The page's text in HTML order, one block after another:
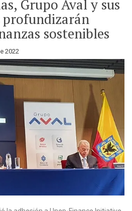
Grupo Aval y sus
profundizarán
sostenibles
2022